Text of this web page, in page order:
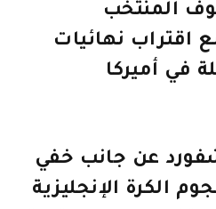
المنتخب
اقتراب نهائيات
في أميركا
عن جانب خفي
الكرة الإنجليزية